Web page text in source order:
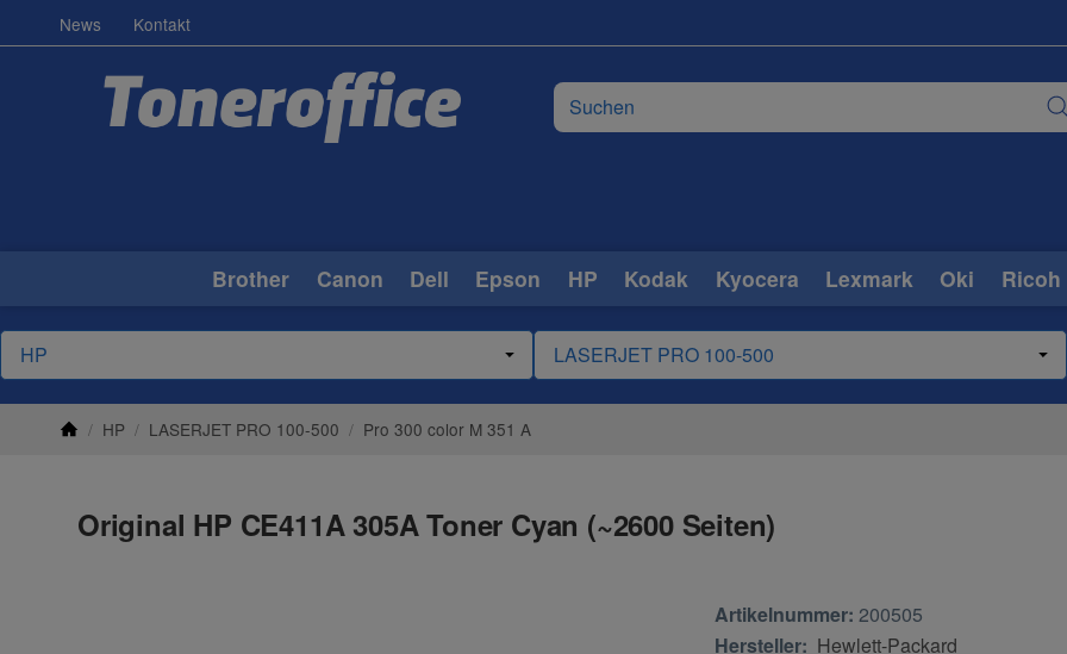
News Kontakt
Brother Canon Dell Epson HP Kodak Kyocera Lexmark Oki Ricoh
/ HP / LASERJET PRO 100-500 / Pro 300 color M 351 A
Original HP CE411A 305A Toner Cyan (~2600 Seiten)
Artikelnummer: 200505
Hersteller: Hewlett-Packard